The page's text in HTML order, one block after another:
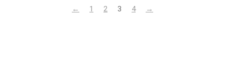
← 1 2 3 4 →